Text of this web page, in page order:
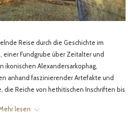
Reise durch die Geschichte im
einer Fundgrube über Zeitalter und
ikonischen Alexandersarkophag,
anhand faszinierender Artefakte und
die Reiche von hethitischen Inschriften bis
lesen